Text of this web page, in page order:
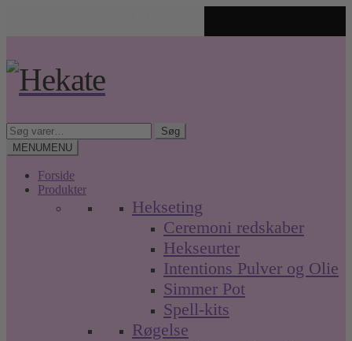
navigation
indhold
Søg
efter:
Søg
MENUMENU
Forside
Produkter
Hekseting
Ceremoni redskaber
Hekseurter
Intentions Pulver og Olie
Simmer Pot
Spell-kits
Røgelse